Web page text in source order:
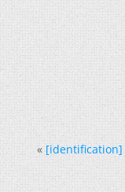
« [identification]